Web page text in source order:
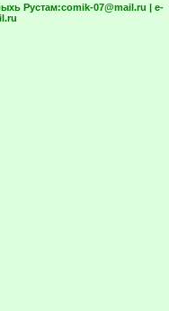
Рустам:comik-07@mail.ru | e-